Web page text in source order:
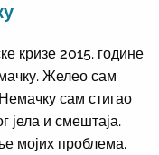
кризе 2015. године
Желео сам
сам стигао
јела и смештаја.
мојих проблема.